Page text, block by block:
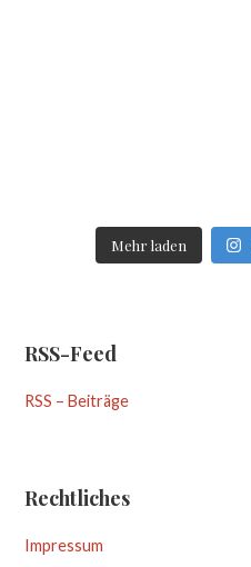
Mehr laden
RSS-Feed
RSS – Beiträge
Rechtliches
Impressum